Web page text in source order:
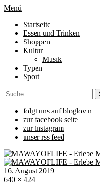
Menü
Startseite
Essen und Trinken
Shoppen
Kultur
Musik
Typen
Sport
folgt uns auf bloglovin
zur facebook seite
zur instagram
unser rss feed
16. August 2019
640 × 424